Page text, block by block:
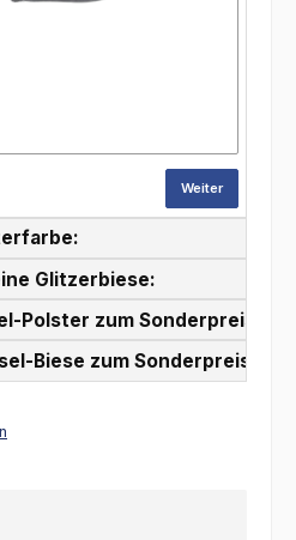
Weiter
Glitzerbiese:
Polster zum Sonderpreis:
Biese zum Sonderpreis: